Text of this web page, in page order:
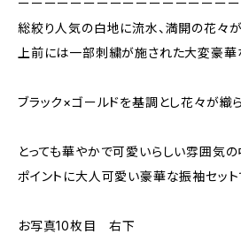
ーーーーーーーーーーーーーーーー
総絞り人気の白地に流水、満開の花々
上前には一部刺繍が施された大変豪華
ブラック×ゴールドを基調とし花々が織
とっても華やかで可愛いらしい雰囲気
ポイントに大人可愛い豪華な振袖セット
お写真10枚目 右下